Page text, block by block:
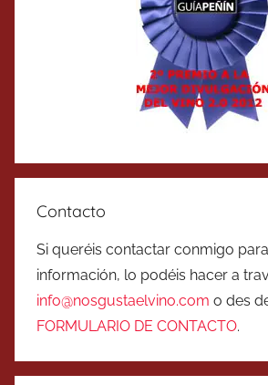
Contacto
Si queréis contactar conmigo
información, lo podéis hacer a
info@nosgustaelvino.com o des
FORMULARIO DE CONTACTO.